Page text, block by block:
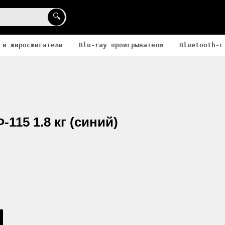
🔍
жиросжигатели Blu-ray проигрыватели Bluetooth-
1.8 кг (синий)